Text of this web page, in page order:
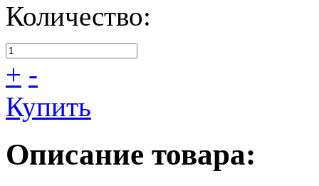
Количество:
+ -
Купить
Описание товара: